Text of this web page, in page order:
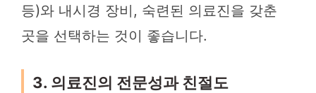
등)와 내시경 장비, 숙련된 의료진을 갖춘
곳을 선택하는 것이 좋습니다.
3. 의료진의 전문성과 친절도